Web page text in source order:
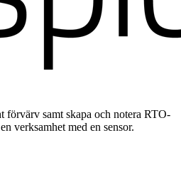
förvärv samt skapa och notera RTO-
verksamhet med en sensor.